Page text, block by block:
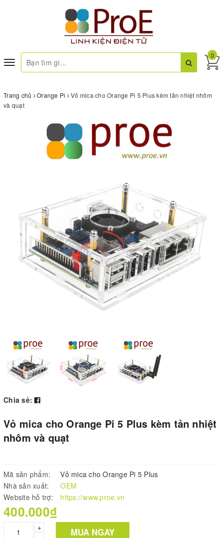
Toggle
navigation
0
Trang chủ Orange Pi
Vỏ mica cho Orange Pi 5 Plus kèm tản nhiệt nhôm
và quạt
Chia sẻ:
Vỏ mica cho Orange Pi 5 Plus kèm tản nhiệt
nhôm và quạt
Mã sản phẩm:
Vỏ mica cho Orange Pi 5 Plus
Nhà sản xuất:
OEM
Website hỗ trợ:
https://www.proe.vn
400.000₫
+
MUA NGAY